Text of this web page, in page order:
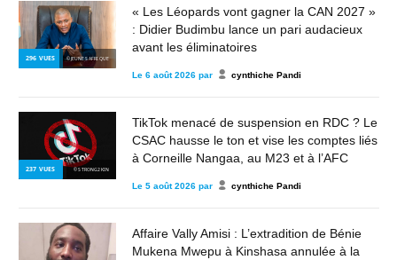
296 VUES © JEUNES AFRIQUE
« Les Léopards vont gagner la CAN 2027 »
: Didier Budimbu lance un pari audacieux
avant les éliminatoires
Le 6 août 2026 par cynthiche Pandi
237 VUES © STRONG2KIN
TikTok menacé de suspension en RDC ? Le
CSAC hausse le ton et vise les comptes liés
à Corneille Nangaa, au M23 et à l’AFC
Le 5 août 2026 par cynthiche Pandi
Affaire Vally Amisi : L’extradition de Bénie
Mukena Mwepu à Kinshasa annulée à la